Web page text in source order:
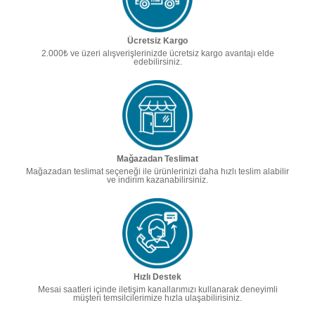
Ücretsiz Kargo
2.000₺ ve üzeri alışverişlerinizde ücretsiz kargo avantajı elde
edebilirsiniz.
Mağazadan Teslimat
Mağazadan teslimat seçeneği ile ürünlerinizi daha hızlı teslim alabilir
ve indirim kazanabilirsiniz.
Hızlı Destek
Mesai saatleri içinde iletişim kanallarımızı kullanarak deneyimli
müşteri temsilcilerimize hızla ulaşabilirisiniz.